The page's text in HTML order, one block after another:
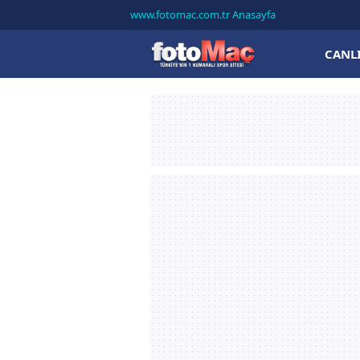
www.fotomac.com.tr Anasayfa